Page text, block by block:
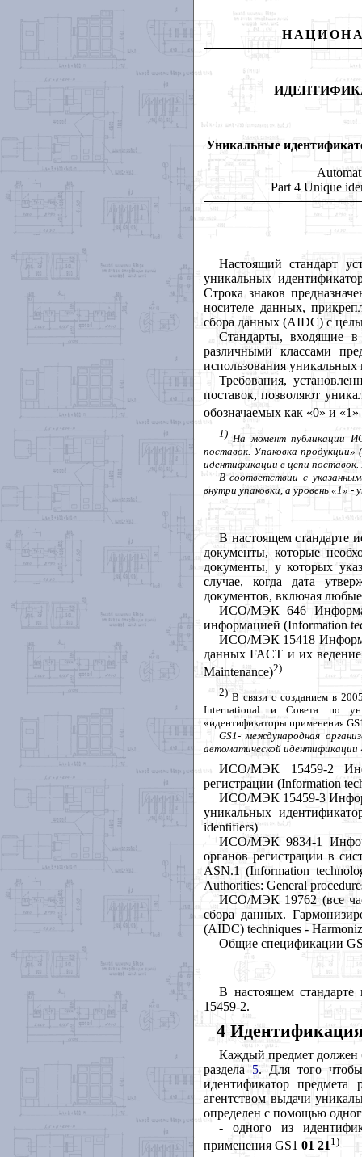
Уникальные
Part 4 Unique
Настоящий стандарт
уникальных
Строка знаков
носителе данных,
сбора данных (AIDC) с
Стандарты, входящие
различными классами
использования
Требования,
поставок, позволяют
обозначаемых как «0» и
1)На момент публикации
поставок. Упаковка продукции»
идентификации в цепи
В соответствии с
внутри упаковки, а уровень «1» -
В настоящем стандарте
документы, которые
документы, у которых
случае, когда дата
документов, включая
ИСО/МЭК 646
информацией (Information
ИСО/МЭК 15418
данных FACT и их ведение
Maintenance)2)
2)В связи с созданием в
International
и Совета по
«идентификаторы применения GS
GS1- международная
автоматической
ИСО/МЭК 15459-2
регистрации (Information
ИСО/МЭК 15459-3
уникальных
identifiers)
ИСО/МЭК 9834-1
органов регистрации в
ASN.1 (Information
Authorities: General
ИСО/МЭК 19762 (все
сбора данных.
(AIDC) techniques -
Общие спецификации
В настоящем
15459-2.
4
Каждый предмет должен
раздела5. Для того
идентификатор предмета
агентством выдачи
определен с помощью
- одного из
применения GS1 01 211)